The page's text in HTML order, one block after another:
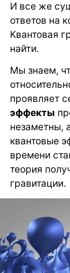
И все же
ответов на
Квантовая
найти.
Мы знаем,
проявляет
эффекты
незаметны,
квантовые
времени
теория
гравитации.